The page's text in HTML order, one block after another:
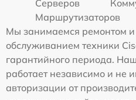
Серверов
Маршрутизаторов
Мы занимаемся ремонтом и
обслуживанием техники
гарантийного периода.
работает независимо и не
авторизации от